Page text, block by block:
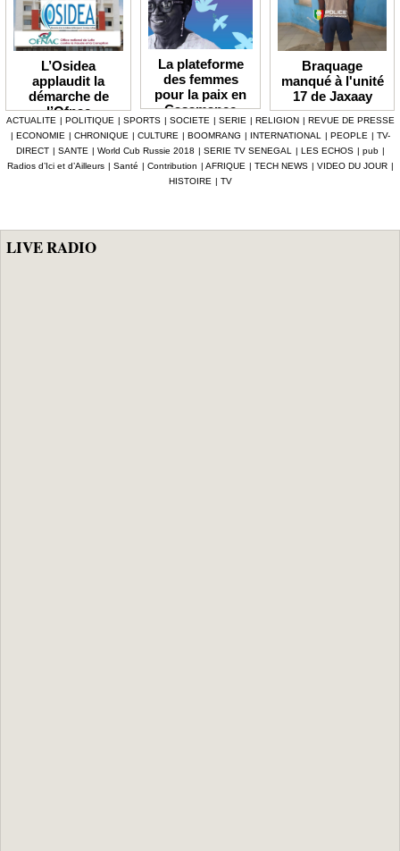
L’Osidea
applaudit la
démarche de
l’Ofnac
La plateforme
des femmes
pour la paix en
Casamance
lauréate du Prix
Icip 2026
Braquage
manqué à l'unité
17 de Jaxaay
ACTUALITE | POLITIQUE | SPORTS | SOCIETE | SERIE | RELIGION | REVUE DE PRESSE
| ECONOMIE | CHRONIQUE | CULTURE | BOOMRANG | INTERNATIONAL | PEOPLE | TV-
DIRECT | SANTE | World Cub Russie 2018 | SERIE TV SENEGAL | LES ECHOS | pub |
Radios d’Ici et d’Ailleurs | Santé | Contribution | AFRIQUE | TECH NEWS | VIDEO DU JOUR |
HISTOIRE | TV
LIVE RADIO